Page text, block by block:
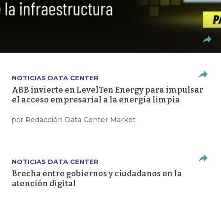
NOTICIAS DATA CENTER
ABB invierte en LevelTen Energy para impulsar
el acceso empresarial a la energía limpia
por Redacción Data Center Market
NOTICIAS DATA CENTER
Brecha entre gobiernos y ciudadanos en la
atención digital